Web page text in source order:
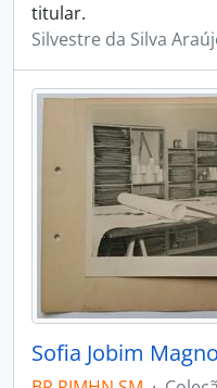
titular.
Silvestre da Silva
Sofia Jobim